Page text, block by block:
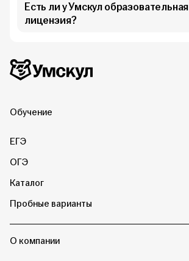
Есть ли у Умскул образовательная
лицензия?
Дополнительная информация
Умскул
Обучение
ЕГЭ
ОГЭ
Каталог
Пробные варианты
О компании